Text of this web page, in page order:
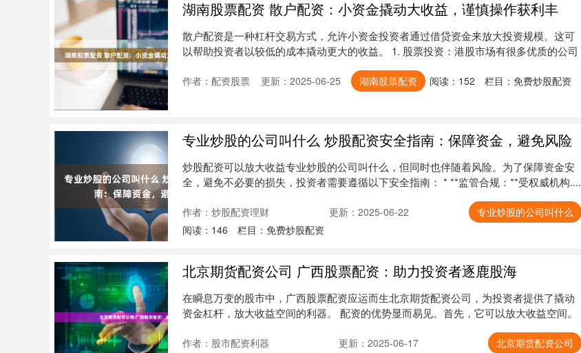
湖南股票配资 散户配资：小资金撬动大收益，谨慎操作获利丰
散户配资是一种杠杆交易方式，允许小资金投资者通过借贷资金来放大投资规模。这可
以帮助投资者以较低的成本撬动更大的收益。 1. 股票投资：港股市场有很多优质的公司
作者：配资股票 更新：2025-06-25 湖南股票配资 阅读： 152 栏目： 免费炒股配资
专业炒股的公司叫什么 炒股配资安全指南：保障资金，避免风险
炒股配资可以放大收益专业炒股的公司叫什么，但同时也伴随着风险。为了保障资金安
全，避免不必要的损失，投资者需要遵循以下安全指南： * **监管合规：**受权威机构....
作者：炒股配资理财 更新：2025-06-22
专业炒股的公司叫什么
阅读： 146 栏目： 免费炒股配资
北京期货配资公司 广西股票配资：助力投资者逐鹿股海
在瞬息万变的股市中，广西股票配资应运而生北京期货配资公司，为投资者提供了撬动
资金杠杆，放大收益空间的利器。 配资的优势显而易见。首先，它可以放大收益空间。
作者：股市配资利器 更新：2025-06-17
北京期货配资公司